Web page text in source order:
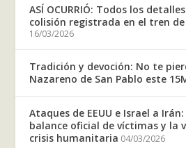
ASÍ OCURRIÓ: Todos los
colisión registrada en el tren
16/03/2026
Tradición y devoción: No te
Nazareno de San Pablo este
Ataques de EEUU e Israel a
balance oficial de víctimas y la
crisis humanitaria 04/03/2026